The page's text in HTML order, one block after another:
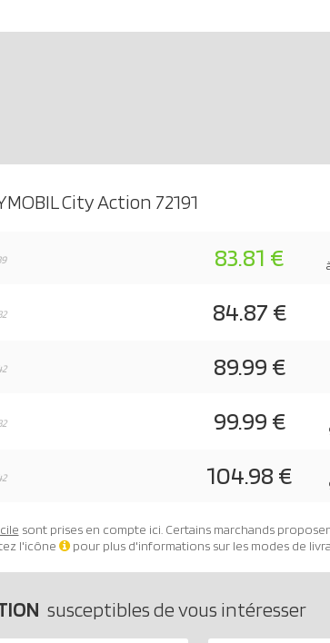
City Action 72191
83.81 €
84.87 €
89.99 €
99.99 €
104.98 €
sont prises en compte ici. Certains marchands
l'icône
pour plus d'informations sur les modes de
susceptibles de vous intéresser